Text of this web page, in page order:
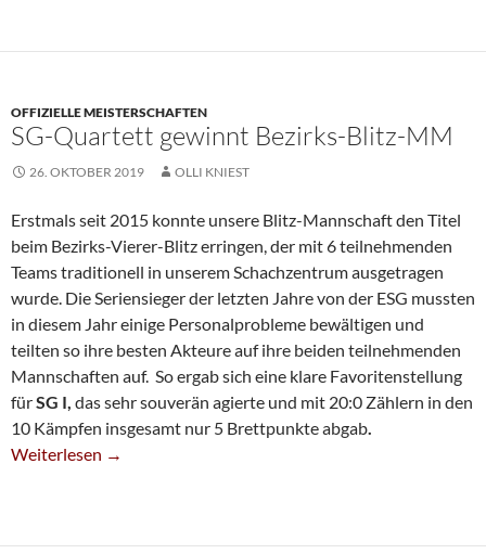
OFFIZIELLE MEISTERSCHAFTEN
SG-Quartett gewinnt Bezirks-Blitz-MM
26. OKTOBER 2019 OLLI KNIEST
Erstmals seit 2015 konnte unsere Blitz-Mannschaft den Titel
beim Bezirks-Vierer-Blitz erringen, der mit 6 teilnehmenden
Teams traditionell in unserem Schachzentrum ausgetragen
wurde. Die Seriensieger der letzten Jahre von der ESG mussten
in diesem Jahr einige Personalprobleme bewältigen und
teilten so ihre besten Akteure auf ihre beiden teilnehmenden
Mannschaften auf. So ergab sich eine klare Favoritenstellung
fürSG I, das sehr souverän agierte und mit 20:0 Zählern in den
10 Kämpfen insgesamt nur 5 Brettpunkte abgab.
SG-Quartett Gewinnt Bezirks-Blitz-MM
Weiterlesen →